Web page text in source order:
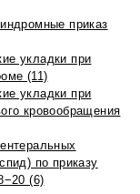
приказ
укладки при
(11)
укладки при
кровообращения
по приказу
(6)